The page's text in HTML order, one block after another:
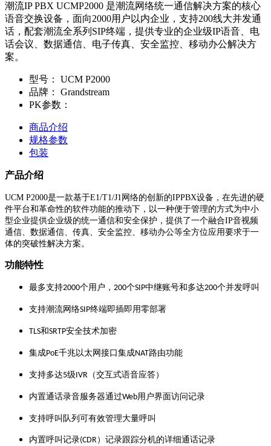
潮流IP PBX UCMP2000 是潮流网络统一通信解决方案的核心
语音交换设备，面向2000用户以内企业，支持200线大并发通
话，配套潮流全系列SIP终端，提供专业的企业级IP语音、电
话会议、数据通信、电子传真、安全监控、移动办公解决方
案。
型号：
UCM P2000
品牌：
Grandstream
PK参数：
商品介绍
规格参数
包装
产品介绍
UCM P2000是一款基于E1/T1/J1网络的创新的IPPBX设备，在先进的硬
件平台和革命性的软件功能的推动下，以一种便于管理的方式为中小
型企业提供企业级的统一通信和安全保护，提供了一个融合IP音视频
通信、数据通信、传真、安全监控、移动办公等全方位应用要求于一
体的突破性解决方案。
功能特性
最多支持2000个用户， 200个SIP中继账号和多达200个并发呼叫
支持潮流网络SIP终端即插即用零部署
TLS和SRTP安全技术加密
集成PoE千兆以太网接口集成NAT路由功能
支持多达5级IVR （交互式语音应答）
内置通话录音服务器通过Web用户界面访问记录
支持呼叫队列可有效管理大量呼叫
内置呼叫记录(CDR）记录跟踪分机的详细通话记录